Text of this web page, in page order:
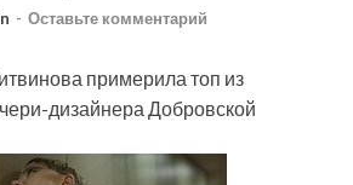
- Оставьте комментарий
примерила топ из
дизайнера Добровской